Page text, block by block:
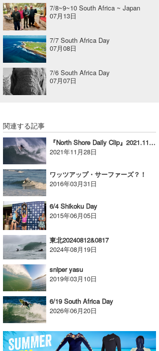
7/8~9~10 South Africa ~ Japan
07月13日
7/7 South Africa Day
07月08日
7/6 South Africa Day
07月07日
関連する記事
『North Shore Daily Clip』2021.11.24&25 @ Haleiwa
2021年11月28日
ワッツアップ・サーファーズ？！
2016年03月31日
6/4 Shikoku Day
2015年06月05日
東北20240812&0817
2024年08月19日
sniper yasu
2019年03月10日
6/19 South Africa Day
2026年06月20日